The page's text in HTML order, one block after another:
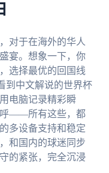
对于在海外的华人
宴。想象一下，你
选择最优的回国线
到中文解说的世界杯
电脑记录精彩瞬
呼——所有这些，都
多设备支持和稳定
和国内的球迷同步
的紧张，完全沉浸